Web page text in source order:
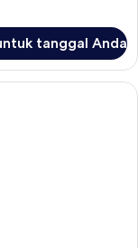
tanggal Anda
1 Tempat Tidur